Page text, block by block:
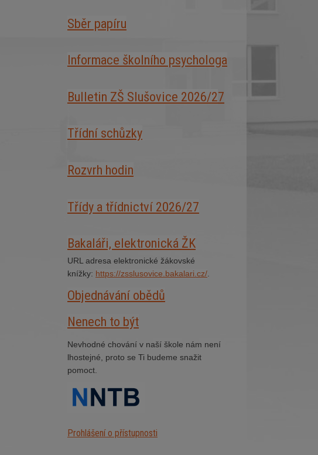
Sběr papíru
Informace školního psychologa
Bulletin ZŠ Slušovice 2026/27
Třídní schůzky
Rozvrh hodin
Třídy a třídnictví 2026/27
Bakaláři, elektronická ŽK
URL adresa elektronické žákovské
knížky: https://zsslusovice.bakalari.cz/
Objednávání obědů
Nenech to být
Nevhodné chování v naší škole nám není
lhostejné, proto se Ti budeme snažit
pomoct.
Prohlášení o přístupnosti